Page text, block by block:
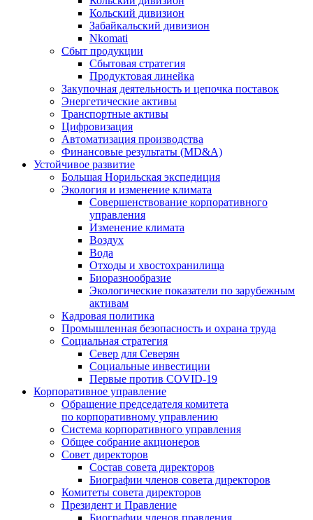
Кольский дивизион
Забайкальский дивизион
Nkomati
Сбыт продукции
Сбытовая стратегия
Продуктовая линейка
Закупочная деятельность и цепочка поставок
Энергетические активы
Транспортные активы
Цифровизация
Автоматизация производства
Финансовые результаты (MD&A)
Устойчивое развитие
Большая Норильская экспедиция
Экология и изменение климата
Совершенствование корпоративного
управления
Изменение климата
Воздух
Вода
Отходы и хвостохранилища
Биоразнообразие
Экологические показатели по зарубежным
активам
Кадровая политика
Промышленная безопасность и охрана труда
Социальная стратегия
Север для Северян
Социальные инвестиции
Первые против COVID‑19
Корпоративное управление
Обращение председателя комитета
по корпоративному управлению
Система корпоративного управления
Общее собрание акционеров
Совет директоров
Состав совета директоров
Биографии членов совета директоров
Комитеты совета директоров
Президент и Правление
Биографии членов правления